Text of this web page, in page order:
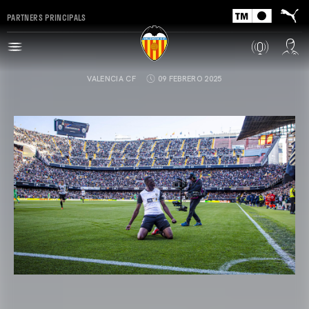
PARTNERS PRINCIPALS
VALENCIA CF 09 FEBRERO 2025